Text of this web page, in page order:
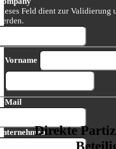
Direkte
Feld dient zur Validierung
Vorname
Mail